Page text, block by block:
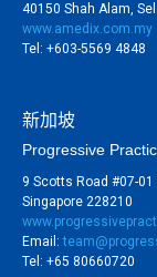
40150 Shah Alam,
www.amedix.com.my
Tel: +603-5569 4848
新加坡
Progressive
9 Scotts Road #07-
Singapore 228210
Email:
Tel: +65 80660720